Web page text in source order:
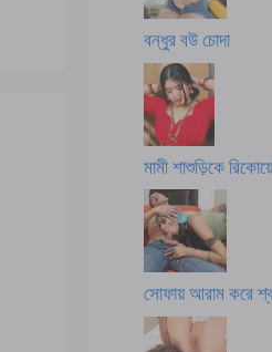
বন্ধুর বউ চোদা
মামী শাশুড়িকে
সোফায় আরাম করে